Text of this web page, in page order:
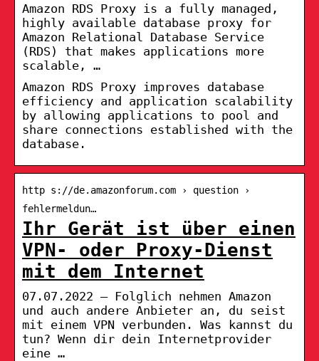
Amazon RDS Proxy is a fully managed,
highly available database proxy for
Amazon Relational Database Service
(RDS) that makes applications more
scalable, …
Amazon RDS Proxy improves database
efficiency and application scalability
by allowing applications to pool and
share connections established with the
database.
http s://de.amazonforum.com › question ›
fehlermeldun…
Ihr Gerät ist über einen
VPN- oder Proxy-Dienst
mit dem Internet
07.07.2022 — Folglich nehmen Amazon
und auch andere Anbieter an, du seist
mit einem VPN verbunden. Was kannst du
tun? Wenn dir dein Internetprovider
eine …